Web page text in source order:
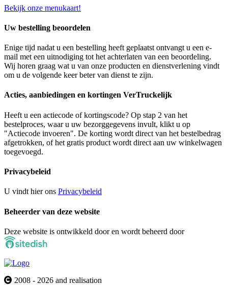
Bekijk onze menukaart!
Uw bestelling beoordelen
Enige tijd nadat u een bestelling heeft geplaatst ontvangt u een e-
mail met een uitnodiging tot het achterlaten van een beoordeling.
Wij horen graag wat u van onze producten en dienstverlening vindt
om u de volgende keer beter van dienst te zijn.
Acties, aanbiedingen en kortingen VerTruckelijk
Heeft u een actiecode of kortingscode? Op stap 2 van het
bestelproces, waar u uw bezorggegevens invult, klikt u op
"Actiecode invoeren". De korting wordt direct van het bestelbedrag
afgetrokken, of het gratis product wordt direct aan uw winkelwagen
toegevoegd.
Privacybeleid
U vindt hier ons Privacybeleid
Beheerder van deze website
Deze website is ontwikkeld door en wordt beheerd door
2008 - 2026 and realisation